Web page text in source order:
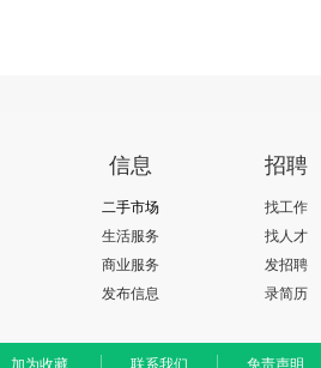
信息
二手市场
生活服务
商业服务
发布信息
招聘
找工作
找人才
发招聘
录简历
加为收藏 联系我们 免责声明